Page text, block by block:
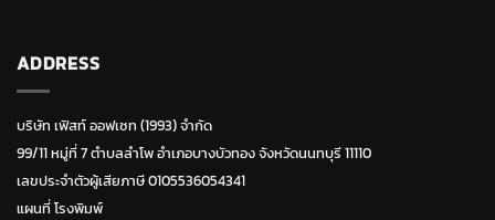
ADDRESS
บริษัท เฟิสท์ ออฟเซท (1993) จำกัด
99/11 หมู่ที่ 7 ตำบลลำโพ อำเภอบางบัวทอง จังหวัดนนทบุรี 11110
เลขประจำตัวผู้เสียภาษี 0105536054341
แผนที่ โรงพิมพ์